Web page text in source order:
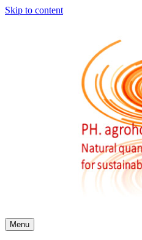
Skip to content
Menu